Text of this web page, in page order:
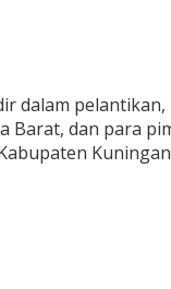
dalam
Barat, dan para